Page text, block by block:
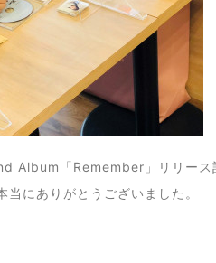
Album「Remember」リリース
にありがとうございました。